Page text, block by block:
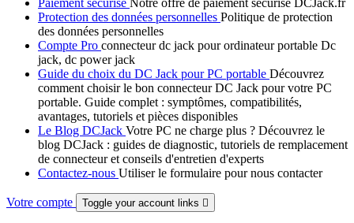
Protection des données personnelles Politique de protection
des données personnelles
Compte Pro connecteur dc jack pour ordinateur portable Dc
jack, dc power jack
Guide du choix du DC Jack pour PC portable Découvrez
comment choisir le bon connecteur DC Jack pour votre PC
portable. Guide complet : symptômes, compatibilités,
avantages, tutoriels et pièces disponibles
Le Blog DCJack Votre PC ne charge plus ? Découvrez le
blog DCJack : guides de diagnostic, tutoriels de remplacement
de connecteur et conseils d'entretien d'experts
Contactez-nous Utiliser le formulaire pour nous contacter
Votre compte Toggle your account links 